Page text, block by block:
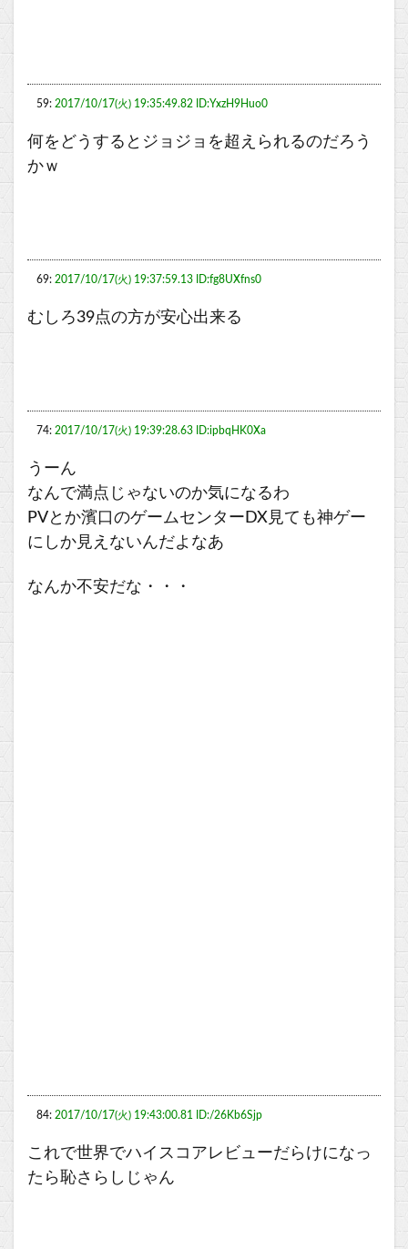
59: 2017/10/17(火) 19:35:49.82 ID:YxzH9Huo0
何をどうするとジョジョを超えられるのだろう
かｗ
69: 2017/10/17(火) 19:37:59.13 ID:fg8UXfns0
むしろ39点の方が安心出来る
74: 2017/10/17(火) 19:39:28.63 ID:ipbqHK0Xa
うーん
なんで満点じゃないのか気になるわ
PVとか濱口のゲームセンターDX見ても神ゲー
にしか見えないんだよなあ
なんか不安だな・・・
84: 2017/10/17(火) 19:43:00.81 ID:/26Kb6Sjp
これで世界でハイスコアレビューだらけになっ
たら恥さらしじゃん